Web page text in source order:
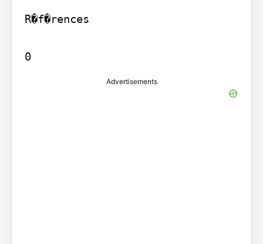
R�f�rences
0
Advertisements